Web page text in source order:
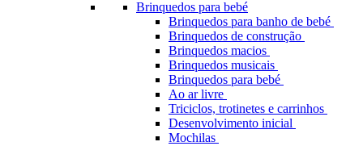
Brinquedos para bebé
Brinquedos para banho de bebé
Brinquedos de construção
Brinquedos macios
Brinquedos musicais
Brinquedos para bebé
Ao ar livre
Triciclos, trotinetes e carrinhos
Desenvolvimento inicial
Mochilas